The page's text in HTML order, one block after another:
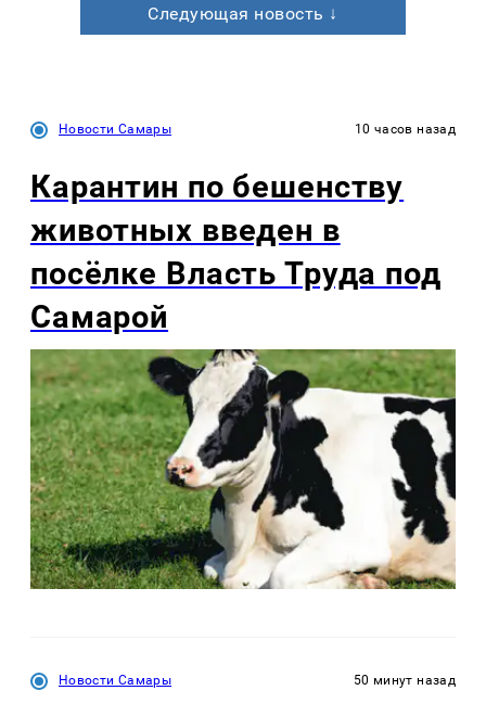
Следующая новость ↓
Новости Самары 10 часов назад
Карантин по бешенству
животных введен в
посёлке Власть Труда под
Самарой
Новости Самары 50 минут назад